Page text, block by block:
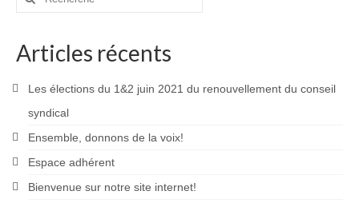
Articles récents
Les élections du 1&2 juin 2021 du renouvellement du conseil
syndical
Ensemble, donnons de la voix!
Espace adhérent
Bienvenue sur notre site internet!